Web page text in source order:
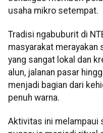
usaha mikro setempat.
Tradisi ngabuburit di
masyarakat merayakan
yang sangat lokal dan
alun, jalanan pasar
menjadi bagian dari
penuh warna.
Aktivitas ini melampaui